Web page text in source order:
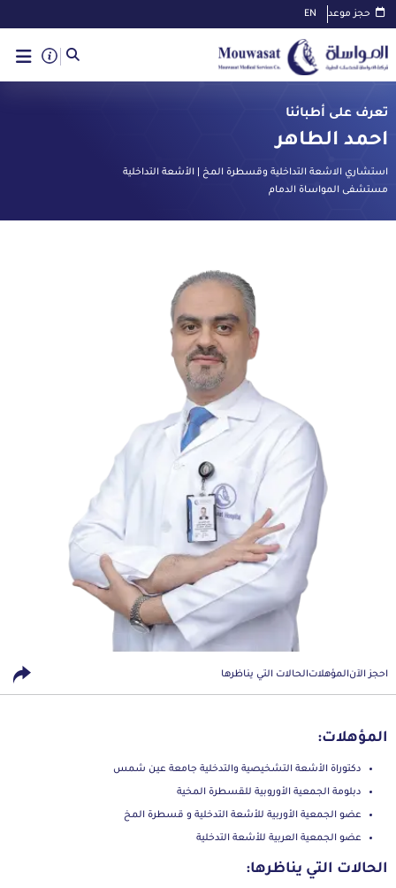
حجز موعد EN
تعرف على أطبائنا
احمد الطاهر
استشاري الاشعة التداخلية وقسطرة المخ | الأشعة التداخلية
مستشفى المواساة الدمام
احجز الآنالمؤهلاتالحالات التي يناظرها
المؤهلات:
دكتوراة الأشعة التشخيصية والتدخلية جامعة عين شمس
دبلومة الجمعية الأوروبية للقسطرة المخية
عضو الجمعية الأوربية للأشعة التدخلية و قسطرة المخ
عضو الجمعية العربية للأشعة التدخلية
الحالات التي يناظرها: